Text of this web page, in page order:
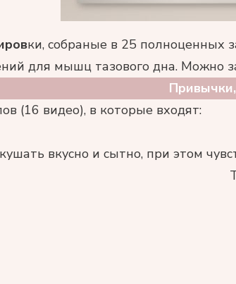
ки, собраные в 25 полноценных
для мышц тазового дна. Можно
(16 видео), в которые входят:
вкусно и сытно, при этом